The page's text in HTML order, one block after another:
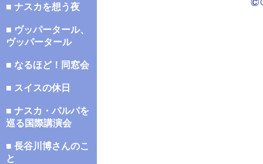
■ ナスカを想う夜
■ ヴッパータール、
ヴッパータール
■ なるほど！同窓会
■ スイスの休日
■ ナスカ・パルパを
巡る国際講演会
■ 長谷川博さんのこ
と